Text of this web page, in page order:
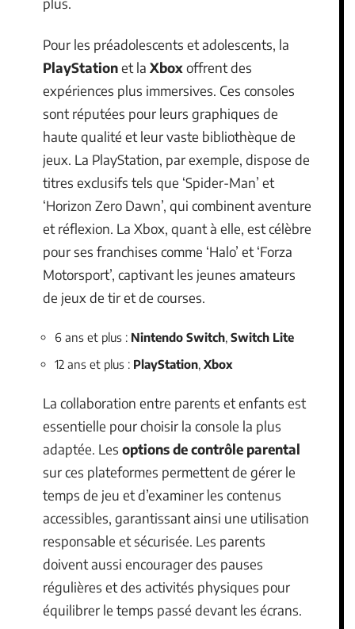
Pour les préadolescents et adolescents, la
PlayStationet la Xboxoffrent des
expériences plus immersives. Ces consoles
sont réputées pour leurs graphiques de
haute qualité et leur vaste bibliothèque de
jeux. La PlayStation, par exemple, dispose de
titres exclusifs tels que ‘Spider-Man’ et
‘Horizon Zero Dawn’, qui combinent aventure
et réflexion. La Xbox, quant à elle, est célèbre
pour ses franchises comme ‘Halo’ et ‘Forza
Motorsport’, captivant les jeunes amateurs
de jeux de tir et de courses.
6 ans et plus : Nintendo Switch, Switch Lite
12 ans et plus : PlayStation Xbox
La collaboration entre parents et enfants est
essentielle pour choisir la console la plus
adaptée. Les options de contrôle parental
sur ces plateformes permettent de gérer le
temps de jeu et d’examiner les contenus
accessibles, garantissant ainsi une utilisation
responsable et sécurisée. Les parents
doivent aussi encourager des pauses
régulières et des activités physiques pour
équilibrer le temps passé devant les écrans.